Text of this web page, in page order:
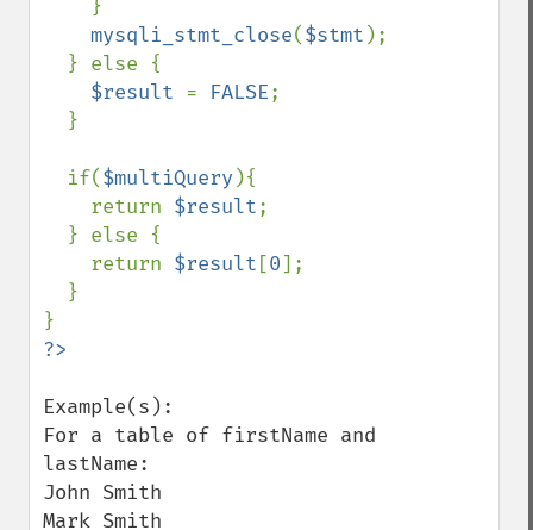
mysqli_stmt_close($stmt );
$result = FALSE;
  if(
$multiQuery ){
    return
$result;
    return
$result [0];
Example(s):
For a table of firstName and
lastName:
John Smith
Mark Smith